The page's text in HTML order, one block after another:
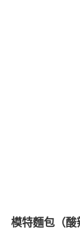
模特麵包（酸